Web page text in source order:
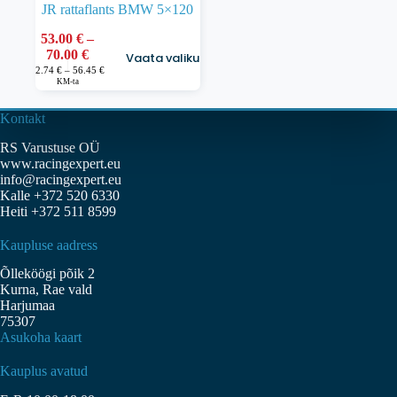
JR rattaflants BMW 5×120
53.00€ –
70.00€Hinnavahemik:
53.00 €
42.74€ – 56.45€Hinnavahemik:
kuni
KM-ta
Vaata valikuid
Sellel
tootel
varianti.
Valikuid
saab
teha
tootelehel.
Kontakt
RS Varustuse OÜ
www.racingexpert.eu
info@racingexpert.eu
Kalle +372 520 6330
Heiti +372 511 8599
Kaupluse aadress
Õlleköögi põik 2
Kurna, Rae vald
Harjumaa
75307
Asukoha kaart
Kauplus avatud